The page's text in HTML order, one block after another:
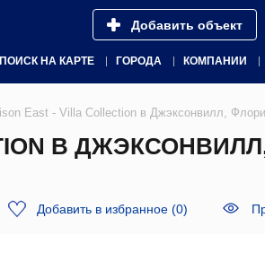
Добавить объект
ПОИСК НА КАРТЕ ГОРОДА КОМПАНИИ
East - Villa Collection в Джэксонвилл,
В
Добавить в избранное (0)